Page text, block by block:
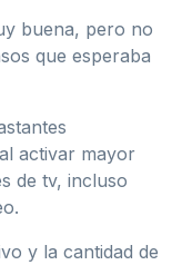
buena, pero no
que esperaba
activar mayor
de tv, incluso
y la cantidad de